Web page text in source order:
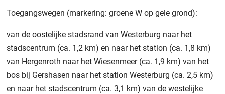
Toegangswegen (markering: groene W op gele grond):
van de oostelijke stadsrand van Westerburg naar het
stadscentrum (ca. 1,2 km) en naar het station (ca. 1,8 km)
van Hergenroth naar het Wiesenmeer (ca. 1,9 km) van het
bos bij Gershasen naar het station Westerburg (ca. 2,5 km)
en naar het stadscentrum (ca. 3,1 km) van de westelijke